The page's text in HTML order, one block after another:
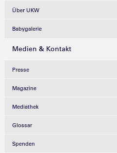
Über UKW
Babygalerie
Medien & Kontakt
Presse
Magazine
Mediathek
Glossar
Spenden